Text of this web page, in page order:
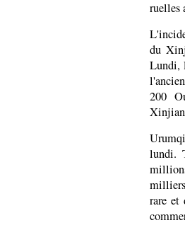
ruelles
du
Lundi,
200
lundi.
rare et